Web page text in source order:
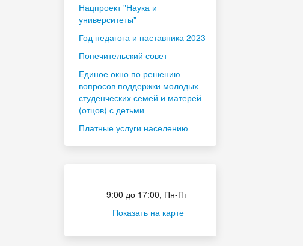
Нацпроект "Наука и
университеты"
Год педагога и наставника 2023
Попечительский совет
Единое окно по решению
вопросов поддержки молодых
студенческих семей и матерей
(отцов) с детьми
Платные услуги населению
9:00 до 17:00, Пн-Пт
Показать на карте